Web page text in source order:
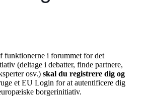
funktionerne i forummet for det
(deltage i debatter, finde partnere,
osv.) skal du registrere dig og
et EU Login for at autentificere dig
borgerinitiativ.